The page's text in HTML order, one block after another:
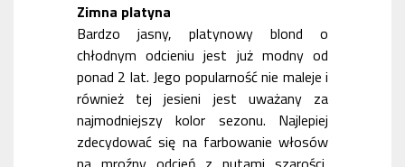
Zimna platyna
Bardzo jasny, platynowy blond o
chłodnym odcieniu jest już modny od
ponad 2 lat. Jego popularność nie maleje i
również tej jesieni jest uważany za
najmodniejszy kolor sezonu. Najlepiej
zdecydować się na farbowanie włosów